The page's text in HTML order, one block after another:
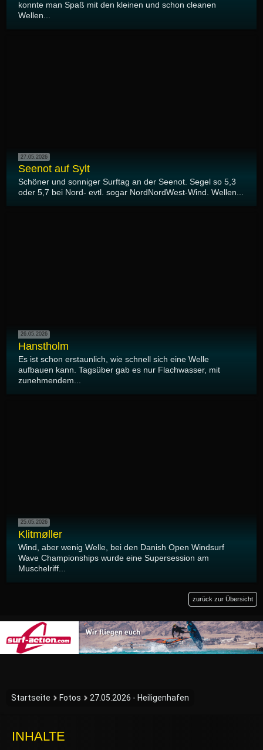
konnte man Spaß mit den kleinen und schon cleanen
Wellen...
27.05.2026
Seenot auf Sylt
Schöner und sonniger Surftag an der Seenot. Segel so 5,3
oder 5,7 bei Nord- evtl. sogar NordNordWest-Wind. Wellen...
26.05.2026
Hanstholm
Es ist schon erstaunlich, wie schnell sich eine Welle
aufbauen kann. Tagsüber gab es nur Flachwasser, mit
zunehmendem...
25.05.2026
Klitmøller
Wind, aber wenig Welle, bei den Danish Open Windsurf
Wave Championships wurde eine Supersession am
Muschelriff...
zurück zur Übersicht
Startseite Fotos 27.05.2026 - Heiligenhafen
INHALTE